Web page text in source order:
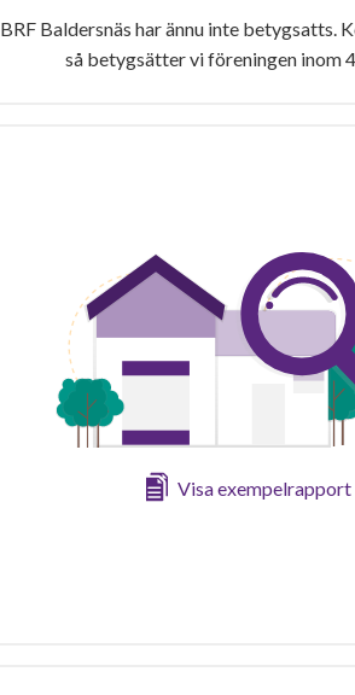
BRF Baldersnäs har ännu inte betygsatts.
så betygsätter vi föreningen inom
Visa exempelrapport